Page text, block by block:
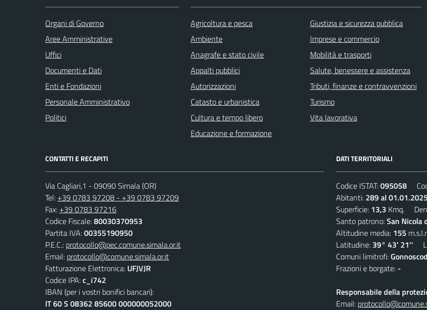
Organi di Governo
Aree Amministrative
Uffici
Documenti e Dati
Enti e Fondazioni
Personale Amministrativo
Politici
Agricoltura e pesca
Ambiente
Anagrafe e stato civile
Appalti pubblici
Autorizzazioni
Catasto e urbanistica
Cultura e tempo libero
Educazione e formazione
Giustizia e sicurezza pubblica
Imprese e commercio
Mobilità e trasporti
Salute, benessere e assistenza
Tributi, finanze e contravvenzioni
Turismo
Vita lavorativa
CONTATTI E RECAPITI
Via Cagliari,1 - 09090 Simala (OR)
Tel: +39 0783 97208 - +39 0783 97209
Fax: +39 0783 97216
Codice Fiscale:80030370953
Partita IVA:00355190950
P.E.C.: protocollo@pec.comune.simala.or.it
Email: protocollo@comune.simala.or.it
Fatturazione Elettronica: UFJVJR
Codice IPA:c_i742
IBAN (per i vostri bonifici bancari):
IT 60 S 08362 85600 000000052000
DATI TERRITORIALI
Codice ISTAT:095058
Abitanti: 289 al 01.01.2025
Superficie: 13,3 Kmq.
Santo patrono:San Nicola
Altitudine media: 155
Latitudine: 39° 43' 21''
Comuni limitrofi:
Frazioni e borgate: -
Responsabile della
Email: